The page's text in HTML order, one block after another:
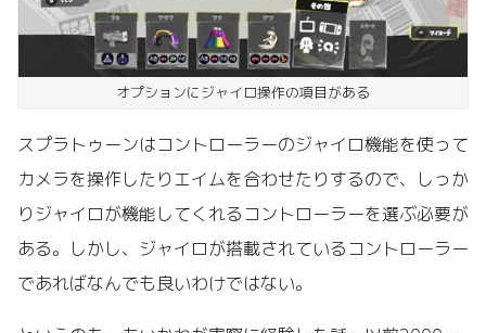
オプションにジャイロ操作の項目がある
スプラトゥーンはコントローラーのジャイロ機能を使って
カメラを操作したりエイムを合わせたりするので、しっか
りジャイロが機能してくれるコントローラーを選ぶ必要が
ある。しかし、ジャイロが搭載されているコントローラー
であればなんでも良いわけではない。